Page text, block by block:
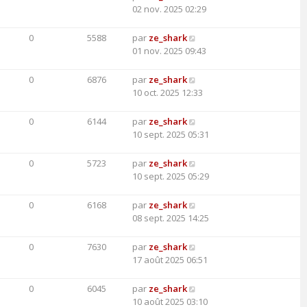
02 nov. 2025 02:29
0 5588 par ze_shark
01 nov. 2025 09:43
0 6876 par ze_shark
10 oct. 2025 12:33
0 6144 par ze_shark
10 sept. 2025 05:31
0 5723 par ze_shark
10 sept. 2025 05:29
0 6168 par ze_shark
08 sept. 2025 14:25
0 7630 par ze_shark
17 août 2025 06:51
0 6045 par ze_shark
10 août 2025 03:10